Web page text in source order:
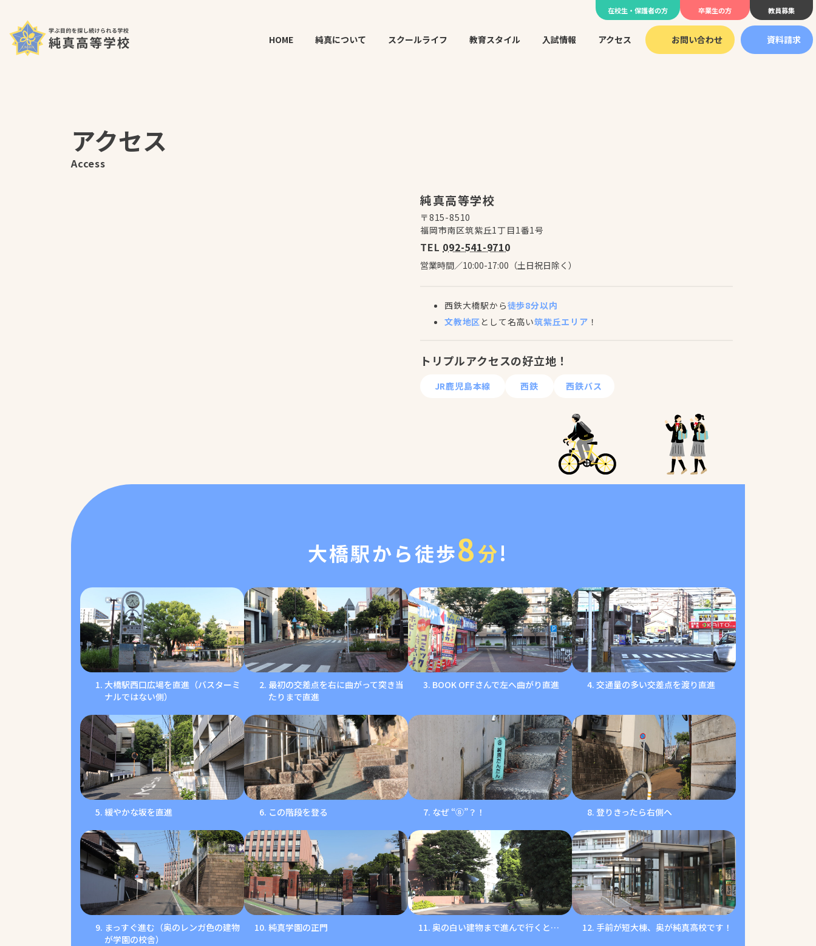
在校生・保護者の方 卒業生の方 教員募集
HOME 純真について スクールライフ 教育スタイル 入試情報 アクセス お問い合わせ 資料請求
アクセス
Access
純真高等学校
〒815-8510
福岡市南区筑紫丘1丁目1番1号
TEL 092-541-9710
営業時間／10:00-17:00（土日祝日除く）
西鉄大橋駅から徒歩8分以内
文教地区として名高い筑紫丘エリア ！
トリプルアクセスの好立地！
JR鹿児島本線 西鉄 西鉄バス
大橋駅から徒歩8分!
大橋駅西口広場を直進（バスターミ
ナルではない側）
最初の交差点を右に曲がって突き当
たりまで直進
BOOK OFFさんで左へ曲がり直進 交通量の多い交差点を渡り直進
緩やかな坂を直進 この階段を登る なぜ “⑧”？！ 登りきったら右側へ
まっすぐ進む（奥のレンガ色の建物
が学園の校舎）
純真学園の正門 奥の白い建物まで進んで行くと… 手前が短大棟、奥が純真高校です！